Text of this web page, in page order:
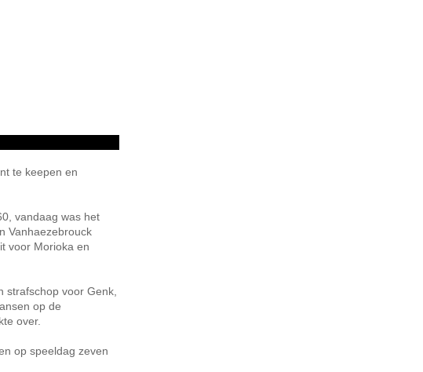
te keepen en
vandaag was het
Vanhaezebrouck
voor Morioka en
strafschop voor Genk,
op de
over.
op speeldag zeven